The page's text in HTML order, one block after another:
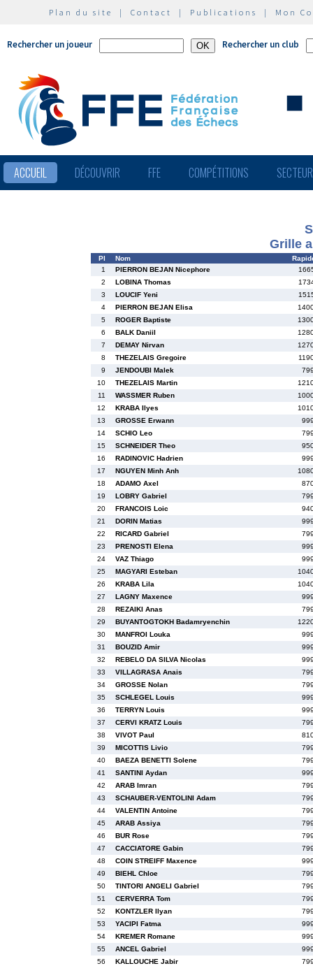
Plan du site | Contact | Publications | Mon
Rechercher un joueur Rechercher un club
ACCUEIL DÉCOUVRIR FFE COMPÉTITIONS
Grille
Pl Nom
1
PIERRON BEJAN Nicephore
2
LOBINA Thomas
3
LOUCIF Yeni
4
PIERRON BEJAN Elisa
5
ROGER Baptiste
6
BALK Daniil
7
DEMAY Nirvan
8
THEZELAIS Gregoire
9
JENDOUBI Malek
10
THEZELAIS Martin
11
WASSMER Ruben
12
KRABA Ilyes
13
GROSSE Erwann
14
SCHIO Leo
15
SCHNEIDER Theo
16
RADINOVIC Hadrien
17
NGUYEN Minh Anh
18
ADAMO Axel
19
LOBRY Gabriel
20
FRANCOIS Loic
21
DORIN Matias
22
RICARD Gabriel
23
PRENOSTI Elena
24
VAZ Thiago
25
MAGYARI Esteban
26
KRABA Lila
27
LAGNY Maxence
28
REZAIKI Anas
29
BUYANTOGTOKH Badamryenchin
30
MANFROI Louka
31
BOUZID Amir
32
REBELO DA SILVA Nicolas
33
VILLAGRASA Anais
34
GROSSE Nolan
35
SCHLEGEL Louis
36
TERRYN Louis
37
CERVI KRATZ Louis
38
VIVOT Paul
39
MICOTTIS Livio
40
BAEZA BENETTI Solene
41
SANTINI Aydan
42
ARAB Imran
43
SCHAUBER-VENTOLINI Adam
44
VALENTIN Antoine
45
ARAB Assiya
46
BUR Rose
47
CACCIATORE Gabin
48
COIN STREIFF Maxence
49
BIEHL Chloe
50
TINTORI ANGELI Gabriel
51
CERVERRA Tom
52
KONTZLER Ilyan
53
YACIPI Fatma
54
KREMER Romane
55
ANCEL Gabriel
56
KALLOUCHE Jabir